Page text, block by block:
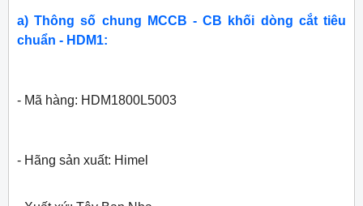
a) Thông số chung MCCB - CB khối dòng cắt tiêu
chuẩn - HDM1:
- Mã hàng: HDM1800L5003
- Hãng sản xuất: Himel